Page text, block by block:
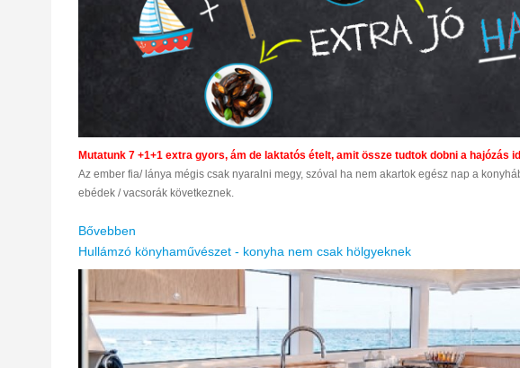
Mutatunk 7 +1+1 extra gyors, ám de laktatós ételt, amit össze tudtok dobni a hajózás
Az ember fia/ lánya mégis csak nyaralni megy, szóval ha nem akartok egész nap a
ebédek / vacsorák következnek.
Bővebben
Hullámzó könyhaművészet - konyha nem csak hölgyeknek